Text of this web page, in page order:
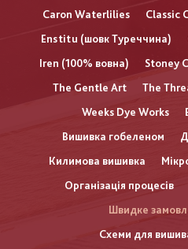
Caron Waterlilies Classic
Enstitu (шовк Туреччина)
Iren (100% вовна)
Stoney
The Gentle Art
The
Weeks Dye Works
Вишивка гобеленом
Килимова вишивка
Організація процесів
Швидке
Схеми для